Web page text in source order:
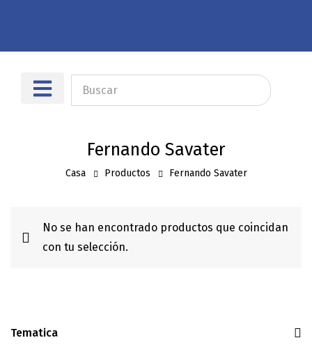
Fernando Savater
Casa Productos Fernando Savater
Tematica
No se han encontrado productos que coincidan
con tu selección.